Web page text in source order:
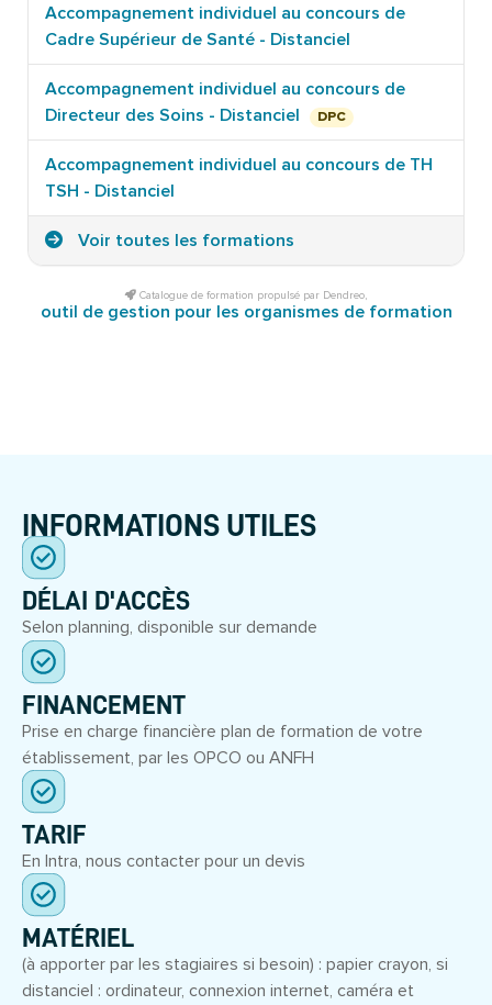
Accompagnement individuel au concours de
Cadre Supérieur de Santé - Distanciel
Accompagnement individuel au concours de
Directeur des Soins - Distanciel
DPC
Accompagnement individuel au concours de TH
TSH - Distanciel
Voir toutes les formations
Catalogue de formation propulsé par Dendreo,
outil de gestion pour les organismes de formation
INFORMATIONS UTILES
DÉLAI D'ACCÈS
Selon planning, disponible sur demande
FINANCEMENT
Prise en charge financière plan de formation de votre
établissement, par les OPCO ou ANFH
TARIF
En Intra, nous contacter pour un devis
MATÉRIEL
(à apporter par les stagiaires si besoin) : papier crayon, si
distanciel : ordinateur, connexion internet, caméra et